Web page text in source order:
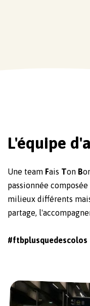
L'équipe
Une team Fais Ton B
passionnée
milieux différents
partage,
#ftbplusquedescolos